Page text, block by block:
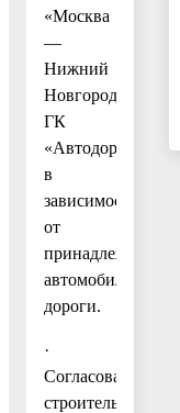
«Москва
—
Нижний
Новгород»,
ГК
«Автодор»
в
зависимости
от
принадлежности
автомобильной
дороги.
·
Согласование
строительства